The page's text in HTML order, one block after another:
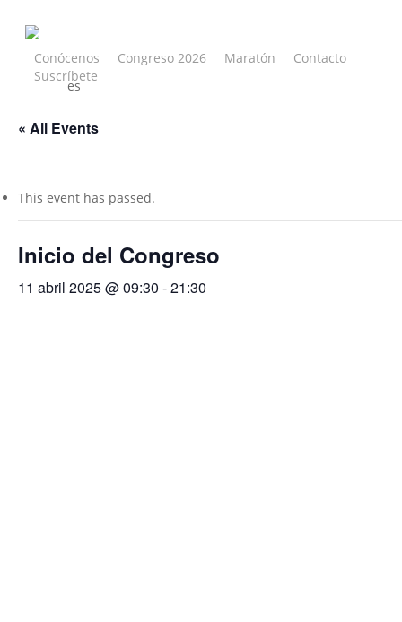
content
Conócenos Congreso 2026 Maratón
Contacto
Suscríbete
es
« All Events
This event has passed.
Inicio del Congreso
11 abril 2025 @ 09:30 -21:30